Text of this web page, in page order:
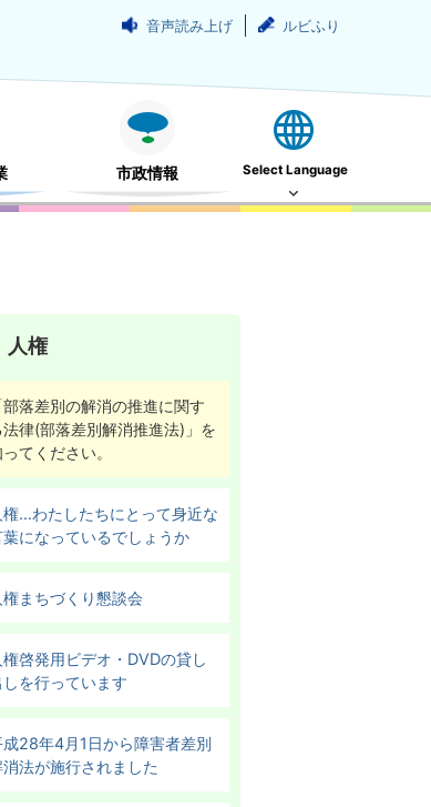
音声読み上げ ルビふり
市政情報 Select Language
人権
部落差別の解消の推進に関す
法律(部落差別解消推進法)」を
てください。
権…わたしたちにとって身近な
葉になっているでしょうか
権まちづくり懇談会
権啓発用ビデオ・DVDの貸し
しを行っています
成28年4月1日から障害者差別
消法が施行されました